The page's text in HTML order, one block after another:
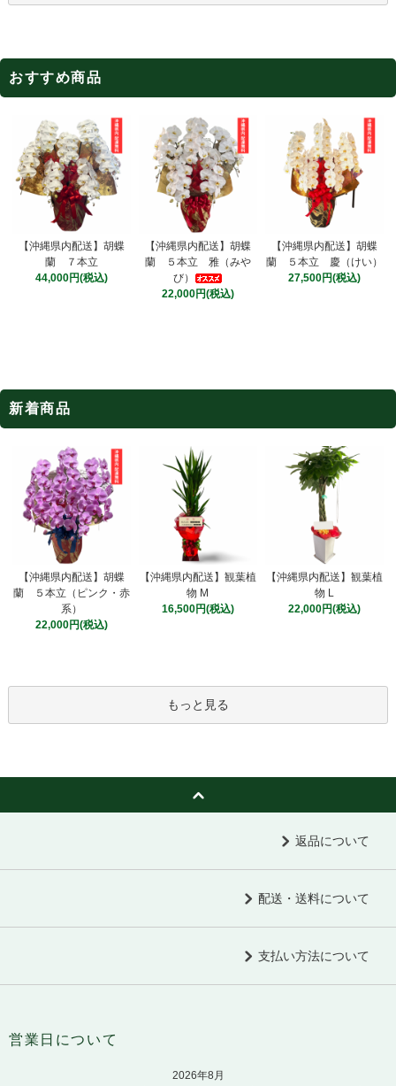
おすすめ商品
【沖縄県内配送】胡蝶
蘭 ７本立
44,000円(税込)
【沖縄県内配送】胡蝶
蘭 ５本立 雅（みや
び）
22,000円(税込)
【沖縄県内配送】胡蝶
蘭 ５本立 慶（けい）
27,500円(税込)
新着商品
【沖縄県内配送】胡蝶
蘭 ５本立（ピンク・赤
系）
22,000円(税込)
【沖縄県内配送】観葉植
物 M
16,500円(税込)
【沖縄県内配送】観葉植
物 L
22,000円(税込)
もっと見る
返品について
配送・送料について
支払い方法について
営業日について
2026年8月